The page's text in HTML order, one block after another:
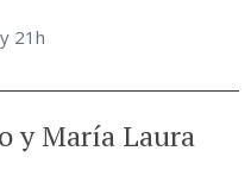
21h
y María Laura